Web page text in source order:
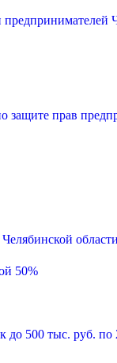
защите прав
области
50%
до 500 тыс. руб.